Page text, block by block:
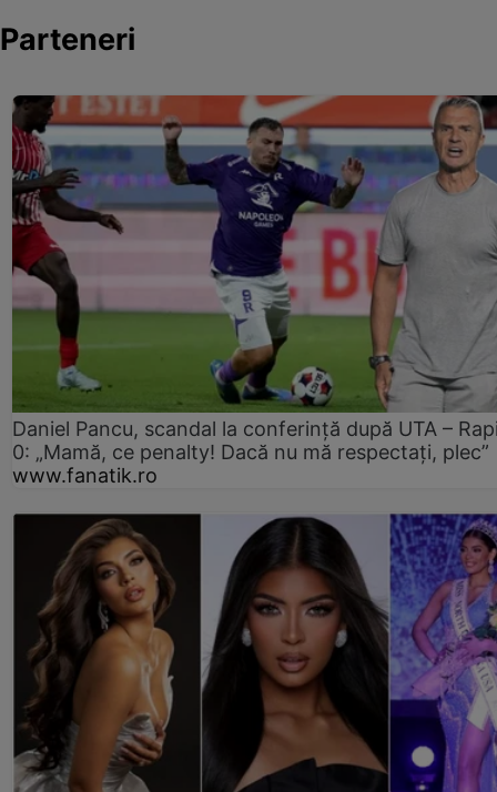
Parteneri
Daniel Pancu, scandal la conferință după UTA –
0: „Mamă, ce penalty! Dacă nu mă respectați, plec”
www.fanatik.ro